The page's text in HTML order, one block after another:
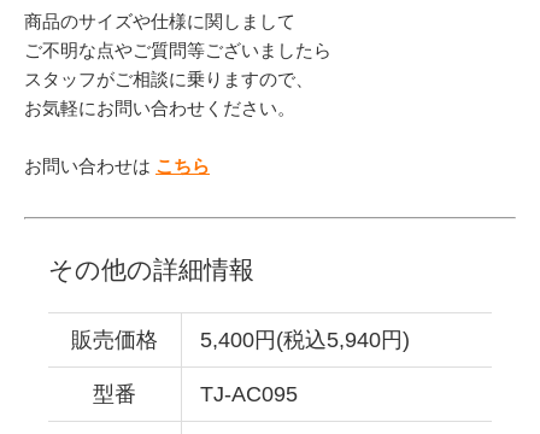
商品のサイズや仕様に関しまして
ご不明な点やご質問等ございましたら
スタッフがご相談に乗りますので、
お気軽にお問い合わせください。
お問い合わせは こちら
その他の詳細情報
販売価格 5,400円(税込5,940円)
型番 TJ-AC095